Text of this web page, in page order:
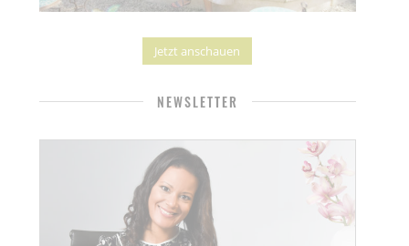
Jetzt anschauen
NEWSLETTER